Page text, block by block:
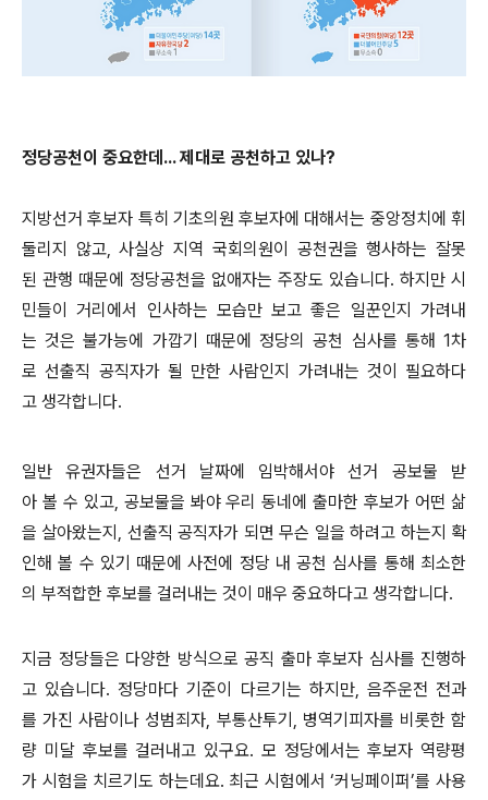
정당공천이 중요한데... 제대로 공천하고 있나?
지방선거 후보자 특히 기초의원 후보자에 대해서는 중앙정치에 휘
둘리지 않고, 사실상 지역 국회의원이 공천권을 행사하는 잘못
된 관행 때문에 정당공천을 없애자는 주장도 있습니다. 하지만 시
민들이 거리에서 인사하는 모습만 보고 좋은 일꾼인지 가려내
는 것은 불가능에 가깝기 때문에 정당의 공천 심사를 통해 1차
로 선출직 공직자가 될 만한 사람인지 가려내는 것이 필요하다
고 생각합니다.
일반 유권자들은 선거 날짜에 임박해서야 선거 공보물 받
아 볼 수 있고, 공보물을 봐야 우리 동네에 출마한 후보가 어떤 삶
을 살아왔는지, 선출직 공직자가 되면 무슨 일을 하려고 하는지 확
인해 볼 수 있기 때문에 사전에 정당 내 공천 심사를 통해 최소한
의 부적합한 후보를 걸러내는 것이 매우 중요하다고 생각합니다.
지금 정당들은 다양한 방식으로 공직 출마 후보자 심사를 진행하
고 있습니다. 정당마다 기준이 다르기는 하지만, 음주운전 전과
를 가진 사람이나 성범죄자, 부통산투기, 병역기피자를 비롯한 함
량 미달 후보를 걸러내고 있구요. 모 정당에서는 후보자 역량평
가 시험을 치르기도 하는데요. 최근 시험에서 ‘커닝페이퍼’를 사용